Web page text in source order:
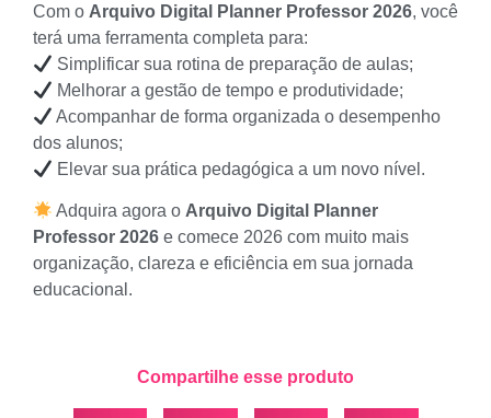
Com o Arquivo Digital Planner Professor 2026, você
terá uma ferramenta completa para:
Simplificar sua rotina de preparação de aulas;
Melhorar a gestão de tempo e produtividade;
Acompanhar de forma organizada o desempenho
dos alunos;
Elevar sua prática pedagógica a um novo nível.
Adquira agora o Arquivo Digital Planner
Professor 2026 e comece 2026 com muito mais
organização, clareza e eficiência em sua jornada
educacional.
Compartilhe esse produto